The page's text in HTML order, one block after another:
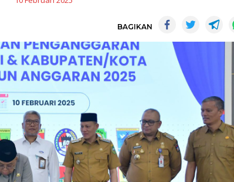
BAGIKAN